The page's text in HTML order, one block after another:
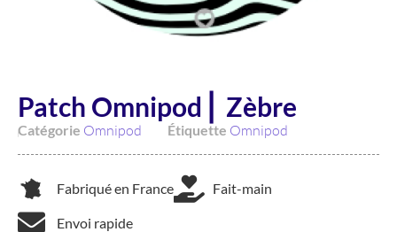
Patch Omnipod ⎜ Zèbre
Catégorie Omnipod Étiquette Omnipod
Fabriqué en France Fait-main
Envoi rapide